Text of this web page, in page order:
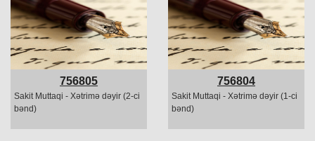
756805
Sakit Muttaqi - Xətrimə dəyir (2-ci
bənd)
756804
Sakit Muttaqi - Xətrimə dəyir (1-ci
bənd)